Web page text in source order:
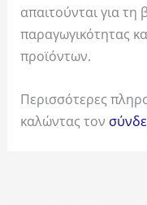
απαιτούνται για τη
παραγωγικότητας
προϊόντων.
Περισσότερες
καλώντας τον